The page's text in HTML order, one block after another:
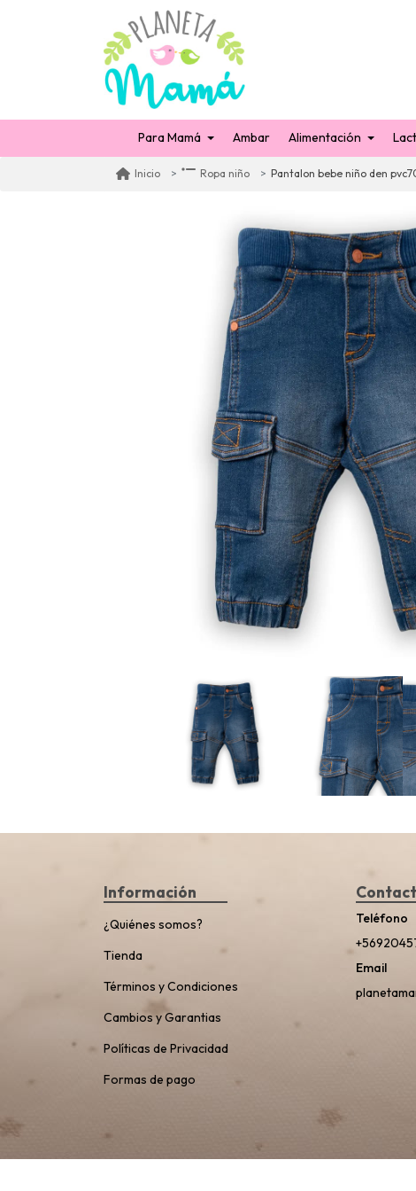
Para Mamá Ambar Alimentación
Inicio Ropa niño Pantalon bebe niño den
Información
¿Quiénes somos?
Tienda
Términos y Condiciones
Cambios y Garantias
Políticas de Privacidad
Formas de pago
Teléfono
Email